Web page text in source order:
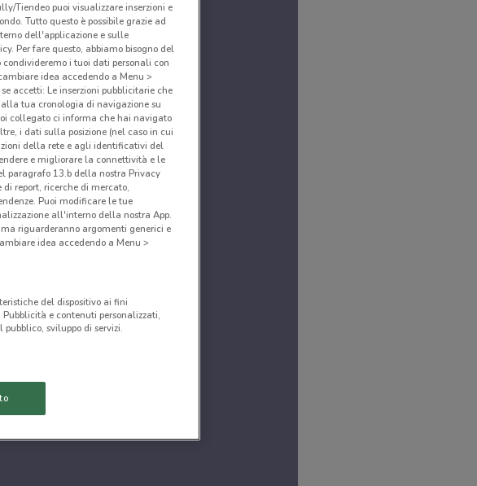
Tiendeo puoi visualizzare inserzioni e
Tutto questo è possibile grazie ad
dell'applicazione e sulle
Per fare questo, abbiamo bisogno del
i tuoi dati personali con
idea accedendo a Menu >
accetti: Le inserzioni pubblicitarie che
tua cronologia di navigazione su
collegato ci informa che hai navigato
i dati sulla posizione (nel caso in cui
della rete e agli identificativi del
e migliorare la connettività e le
paragrafo 13.b della nostra Privacy
report, ricerche di mercato,
Puoi modificare le tue
all'interno della nostra App.
riguarderanno argomenti generici e
idea accedendo a Menu >
del dispositivo ai fini
e contenuti personalizzati,
sviluppo di servizi.